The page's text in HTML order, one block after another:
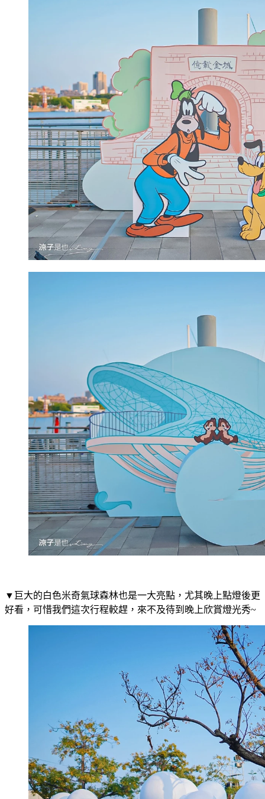
▼巨大的白色米奇氣球森林也是一大亮點，尤其晚上點燈後更
好看，可惜我們這次行程較趕，來不及待到晚上欣賞燈光秀~